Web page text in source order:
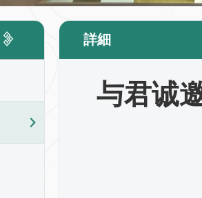
詳細
与君诚